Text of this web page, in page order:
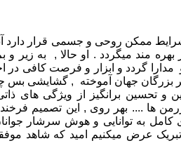
در بهترین شرایط ممکن روحی و جسمی قرار
بهره مند میگردد . او حالا , به زیر و
مدارا گردد و ابزار و فرصت کافی در
بزرگان جهان آموخته , گشایشی بس
و تحسین برانگیز از ویژگی های
ها .... بهر روی , این تصمیم فرخنده
کامل به توانایی و هوش سرشار
عرض میکنیم امید که شاهد